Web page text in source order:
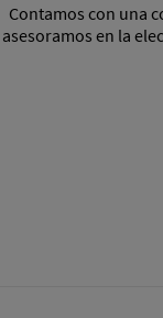
Contamos con una
asesoramos en la